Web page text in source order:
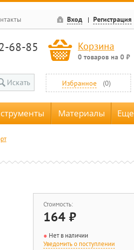
Вход Регистрация
68-85 Корзина
0 товаров на 0 ₽
Искать Избранное (0)
Материалы Еще
Стоимость:
164 ₽
Нет в наличии
Уведомить о поступлении